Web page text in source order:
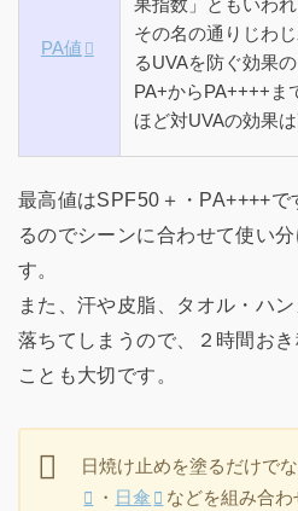
PA値
果指数」ともいわれ
その名の通りじわ
るUVAを防ぐ効果の
PA+からPA++++ま
ほど対UVAの効果は
最高値はSPF50＋・PA++++で
るのでシーンに合わせて使い
す。
また、汗や皮脂、タオル・ハ
落ちてしまうので、２時間お
ことも大切です。
日焼け止めを塗るだけで
・ 日傘 などを組み合わ